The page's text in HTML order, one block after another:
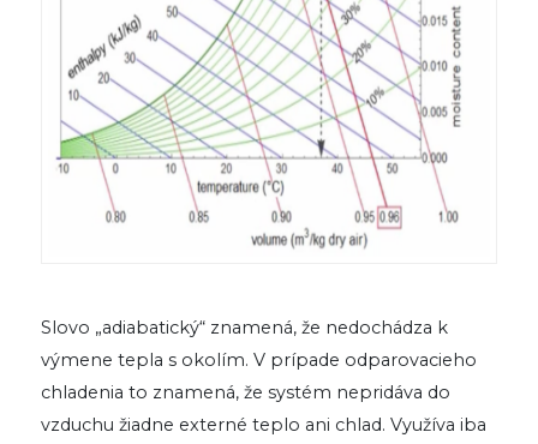
Slovo „adiabatický“ znamená, že nedochádza k
výmene tepla s okolím. V prípade odparovacieho
chladenia to znamená, že systém nepridáva do
vzduchu žiadne externé teplo ani chlad. Využíva iba